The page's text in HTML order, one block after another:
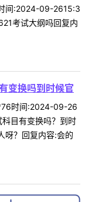
间:2024-09-2615:3
考试大纲吗回复内
变换吗到时候官
时间:2024-09-26
目有变换吗？到时
呀？回复内容:会的